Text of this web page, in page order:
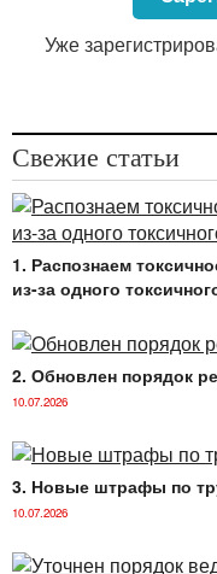
(далее —
командировании
документов либо
порядок
помещения на
документов должен
правовом акте
при возмещении
помещения без
документов принятия
Определено, что
документов,
определено в ЛПА,
командирования,
нахождения в пути,
возмещения этих
Уже
Свежие статьи
1. Распознаем
из-за одного
2. Обновлен порядок
10.07.2026
3. Новые штрафы по
10.07.2026